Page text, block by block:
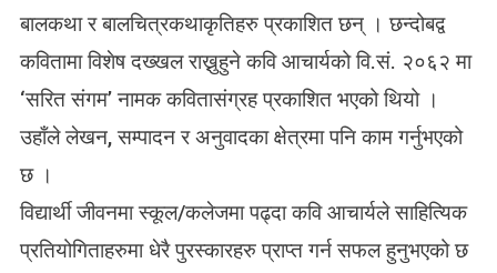
बालकथा र बालचित्रकथाकृतिहरु प्रकाशित छन् । छन्दोबद्व
कवितामा विशेष दख्खल राख्नुहुने कवि आचार्यको वि.सं. २०६२ मा
‘सरित संगम’ नामक कवितासंग्रह प्रकाशित भएको थियो ।
उहाँले लेखन, सम्पादन र अनुवादका क्षेत्रमा पनि काम गर्नुभएको
छ ।
विद्यार्थी जीवनमा स्कूल/कलेजमा पढ्दा कवि आचार्यले साहित्यिक
प्रतियोगिताहरुमा धेरै पुरस्कारहरु प्राप्त गर्न सफल हुनुभएको छ